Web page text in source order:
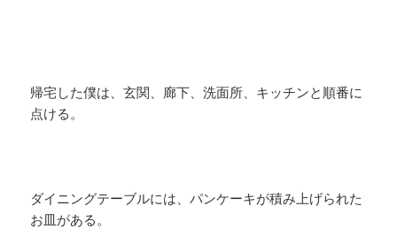
帰宅した僕は、玄関、廊下、洗面所、キッチンと順番に
点ける。
ダイニングテーブルには、パンケーキが積み上げられた
お皿がある。